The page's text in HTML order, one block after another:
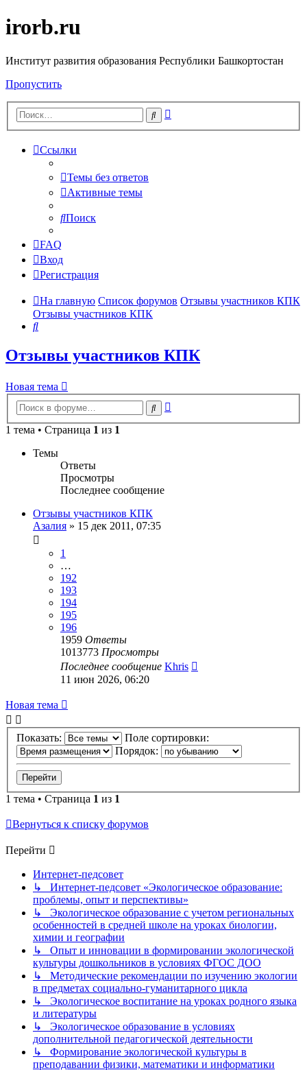
irorb.ru
Институт развития образования Республики Башкортостан
Пропустить
Поиск
Ссылки
Темы без ответов
Активные темы
Поиск
FAQ
Вход
Регистрация
На главную Список форумов Отзывы участников КПК
Отзывы участников КПК
Поиск
Отзывы участников КПК
Новая тема
Поиск
1 тема • Страница 1 из 1
Темы
Ответы
Просмотры
Последнее сообщение
Отзывы участников КПК
Азалия » 15 дек 2011, 07:35
1
…
192
193
194
195
196
1959 Ответы
1013773 Просмотры
Последнее сообщение Khris
11 июн 2026, 06:20
Новая тема
Показать:
Поле сортировки:
Порядок:
1 тема • Страница 1 из 1
Вернуться к списку форумов
Перейти
Интернет-педсовет
↳ Интернет-педсовет «Экологическое образование:
проблемы, опыт и перспективы»
↳ Экологическое образование с учетом региональных
особенностей в средней школе на уроках биологии,
химии и географии
↳ Опыт и инновации в формировании экологической
культуры дошкольников в условиях ФГОС ДОО
↳ Методические рекомендации по изучению экологии
в предметах социально-гуманитарного цикла
↳ Экологическое воспитание на уроках родного языка
и литературы
↳ Экологическое образование в условиях
дополнительной педагогической деятельности
↳ Формирование экологической культуры в
преподавании физики, математики и информатики